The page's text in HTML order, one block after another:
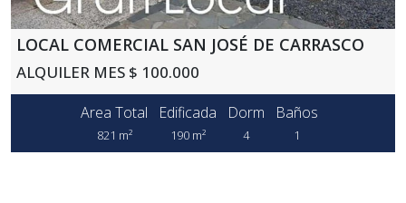
LOCAL COMERCIAL SAN JOSÉ DE CARRASCO
ALQUILER MES $ 100.000
Area Total
821 m²
Edificada
190 m²
Dorm
4
Baños
1